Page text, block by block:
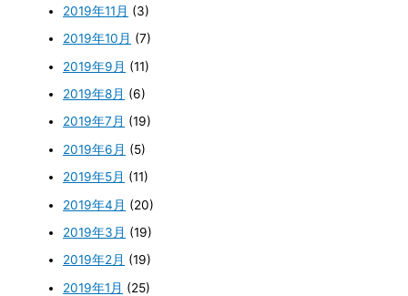
2019年11月 (3)
2019年10月 (7)
2019年9月 (11)
2019年8月 (6)
2019年7月 (19)
2019年6月 (5)
2019年5月 (11)
2019年4月 (20)
2019年3月 (19)
2019年2月 (19)
2019年1月 (25)